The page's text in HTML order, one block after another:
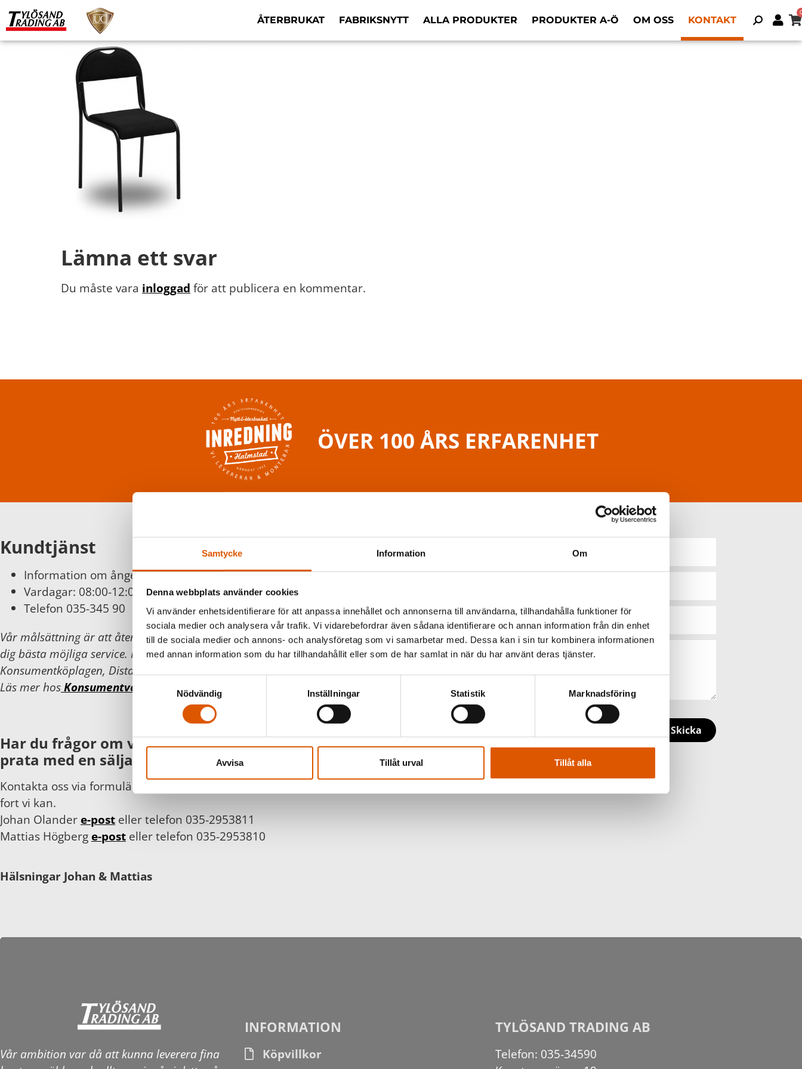
Samtycke Information Om
Denna webbplats använder cookies
Vi använder enhetsidentifierare för att anpassa innehållet och annonserna till användarna, tillhandahålla funktioner för
sociala medier och analysera vår trafik. Vi vidarebefordrar även sådana identifierare och annan information från din enhet
till de sociala medier och annons- och analysföretag som vi samarbetar med. Dessa kan i sin tur kombinera informationen
med annan information som du har tillhandahållit eller som de har samlat in när du har använt deras tjänster.
Nödvändig
Inställningar Statistik Marknadsföring
Avvisa Tillåt urval Tillåt alla
ÅTERBRUKAT FABRIKSNYTT ALLA PRODUKTER PRODUKTER A-Ö OM OSS KONTAKT
Lämna ett svar
Du måste vara inloggad för att publicera en kommentar.
ÖVER 100 ÅRS ERFARENHET
Kundtjänst
Information om ångerätt och byten finnshär
Vardagar: 08:00-12:00
Telefon 035-345 90
Vår målsättning är att återkomma inom 24 timmar och erbjuda
dig bästa möjliga service. För din och vår trygghet följer vi
Konsumentköplagen, Distans- och hemförsäljningslagen.
Läs mer hosKonsumentverket
Har du frågor om våra produkter eller vill du
prata med en säljare?
Kontakta oss via formuläret eller direkt, så hör vi av oss så
fort vi kan.
Johan Olander e-post eller telefon 035-2953811
Mattias Högberg e-post eller telefon 035-2953810
Hälsningar Johan & Mattias
Skicka
Vår ambition var då att kunna leverera fina
INFORMATION
Köpvillkor
TYLÖSAND TRADING AB
Telefon: 035-34590